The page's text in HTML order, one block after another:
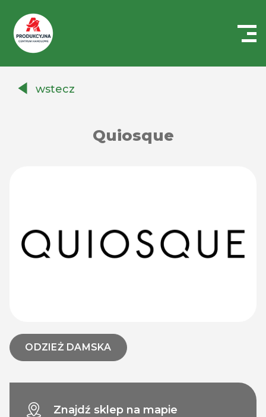
Auchanwstecz
Quiosque
ODZIEŻ DAMSKA
Znajdź sklep na mapie